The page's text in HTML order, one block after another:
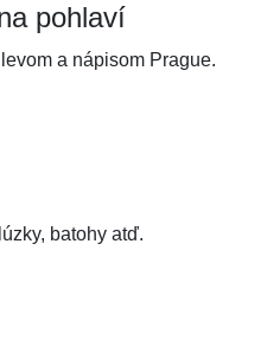
pohlaví
a nápisom Prague.
batohy atď.